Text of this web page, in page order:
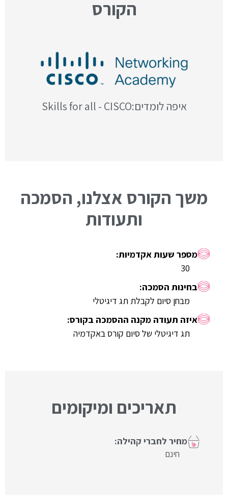
הקורס
איפה לומדים:Skills for all - CISCO
משך הקורס אצלנו, הסמכה
ותעודות
30
מבחן סיום לקבלת תג דיגיטלי
תג דיגיטלי של סיום קורס באקדמיה
תאריכים ומיקומים
חינם